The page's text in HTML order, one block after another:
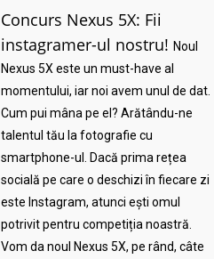
Concurs Nexus 5X: Fii
instagramer-ul nostru! Noul
Nexus 5X este un must-have al
momentului, iar noi avem unul de dat.
Cum pui mâna pe el? Arătându-ne
talentul tău la fotografie cu
smartphone-ul. Dacă prima rețea
socială pe care o deschizi în fiecare zi
este Instagram, atunci ești omul
potrivit pentru competiția noastră.
Vom da noul Nexus 5X, pe rând, câte